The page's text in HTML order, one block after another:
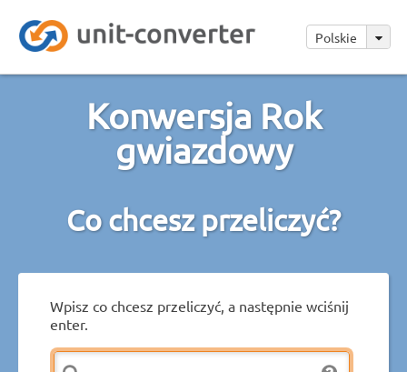
Polskie
Konwersja Rok
gwiazdowy
Co chcesz przeliczyć?
Wpisz co chcesz przeliczyć, a następnie wciśnij
enter.